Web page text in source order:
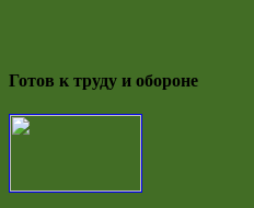
Готов к труду и обороне